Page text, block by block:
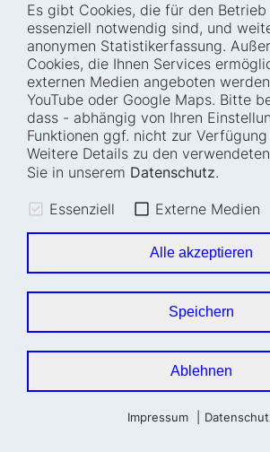
Es gibt Cookies, die für den
essenziell notwendig sind, und
anonymen Statistikerfassung.
Cookies, die Ihnen Services
externen Medien angeboten
YouTube oder Google Maps. Bitte
dass - abhängig von Ihren
Funktionen ggf. nicht zur Verfügung
Weitere Details zu den
Sie in unserem Datenschutz.
Essenziell Externe Medien
Alle akzeptieren
Speichern
Ablehnen
Impressum
30. Oktober 2024
Wie der Nationale
den Digitalcheck mitgestaltet
Dr. Patrick Eckner und Yannick
und entwickeln den Digitalcheck
digitaltaugliche Gesetze
weiter. Im Interview berichten sie
spannenden Doppelrolle.